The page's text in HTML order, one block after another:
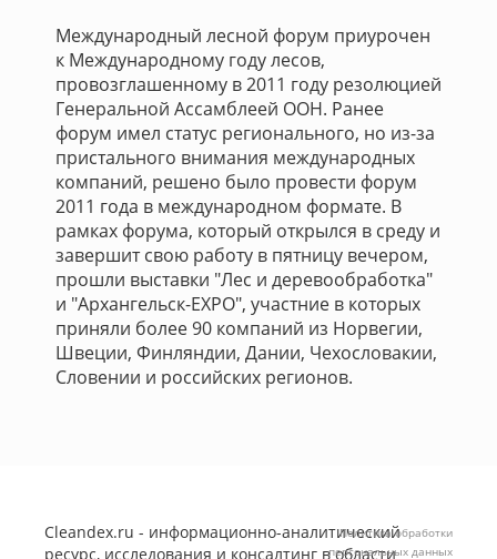
Международный лесной форум приурочен
к Международному году лесов,
провозглашенному в 2011 году резолюцией
Генеральной Ассамблеей ООН. Ранее
форум имел статус регионального, но из-за
пристального внимания международных
компаний, решено было провести форум
2011 года в международном формате. В
рамках форума, который открылся в среду и
завершит свою работу в пятницу вечером,
прошли выставки "Лес и деревообработка"
и "Архангельск-EXPO", участние в которых
приняли более 90 компаний из Норвегии,
Швеции, Финляндии, Дании, Чехословакии,
Словении и российских регионов.
Cleandex.ru - информационно-аналитический
ресурс, исследования и консалтинг в области
Политика обработки
персональных данных